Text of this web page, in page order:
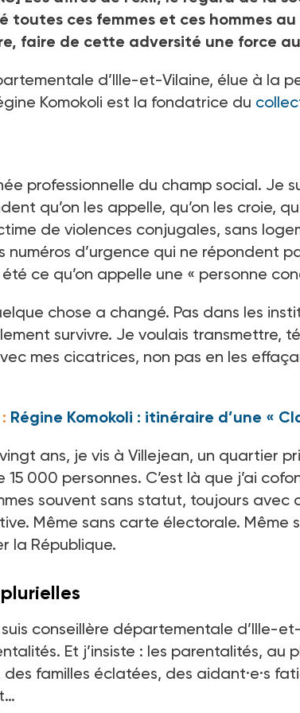
toutes ces femmes et ces hommes
faire de cette adversité une force
d’Ille-et-Vilaine, élue à la
Komokoli est la fondatrice du
professionnelle du champ social. Je
qu’on les appelle, qu’on les croie,
de violences conjugales, sans
numéros d’urgence qui ne répondent
été ce qu’on appelle une « personne
chose a changé. Pas dans les
survivre. Je voulais transmettre,
mes cicatrices, non pas en les
Régine Komokoli : itinéraire d’une «
ans, je vis à Villejean, un quartier
15 000 personnes. C’est là que j’ai
souvent sans statut, toujours avec
Même sans carte électorale. Même
la République.
suis conseillère départementale d’Ille-
Et j’insiste : les parentalités, au
des familles éclatées, des aidant·e·s